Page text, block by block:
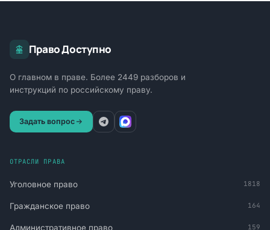
Право Доступно
О главном в праве. Более 2449 разборов и
инструкций по российскому праву.
Задать вопрос
ОТРАСЛИ ПРАВА
Уголовное право 1818
Гражданское право 164
Административное право 159